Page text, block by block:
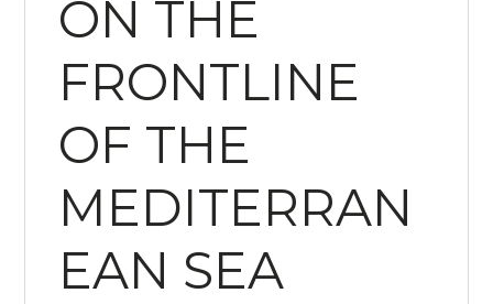
ON THE
FRONTLINE
OF THE
MEDITERRAN
EAN SEA